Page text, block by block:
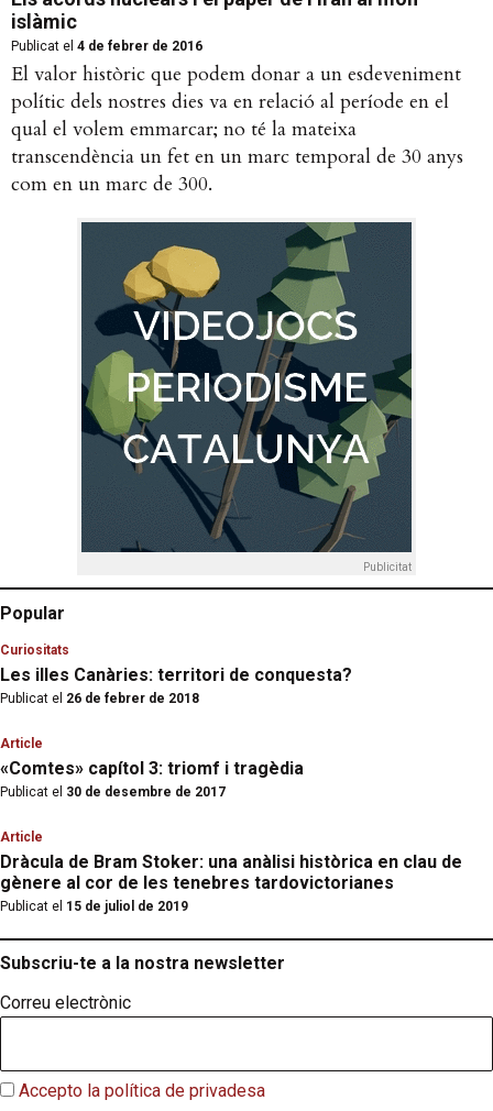
islàmic
Publicat el 4 de febrer de 2016
El valor històric que podem donar a un esdeveniment
polític dels nostres dies va en relació al període en el
qual el volem emmarcar; no té la mateixa
transcendència un fet en un marc temporal de 30 anys
com en un marc de 300.
Publicitat
Popular
Curiositats
Les illes Canàries: territori de conquesta?
Publicat el 26 de febrer de 2018
Article
«Comtes» capítol 3: triomf i tragèdia
Publicat el 30 de desembre de 2017
Article
Dràcula de Bram Stoker: una anàlisi històrica en clau de
gènere al cor de les tenebres tardovictorianes
Publicat el 15 de juliol de 2019
Subscriu-te a la nostra newsletter
Correu electrònic
Accepto la política de privadesa